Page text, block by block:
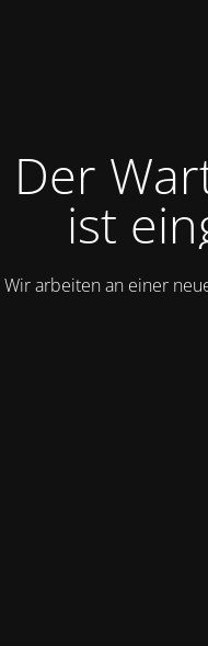
Der
ist
Wir arbeiten an einer